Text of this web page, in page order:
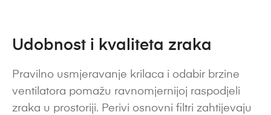
Udobnost i kvaliteta zraka
Pravilno usmjeravanje krilaca i odabir brzine
ventilatora pomažu ravnomjernijoj raspodjeli
zraka u prostoriji. Perivi osnovni filtri zahtijevaju